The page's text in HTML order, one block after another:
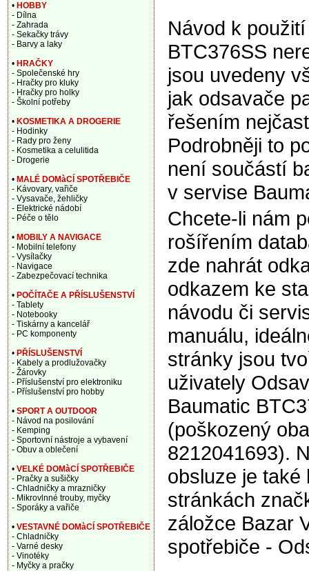
Návod k
BTC376SS
jsou uvedeny
jak odsavače
řešením
Podrobněji to
není součástí
v servise
Chcete-li nám
rošířením
zde nahrát
odkazem ke
návodu či
manuálu,
stránky jsou
uživately
Baumatic
(poškozený
8212041693).
obsluze je také
stránkách
záložce Bazar
spotřebiče -
• HOBBY
- Dílna
- Zahrada
- Sekačky trávy
- Barvy a laky
• HRAČKY
- Společenské hry
- Hračky pro kluky
- Hračky pro holky
- Školní potřeby
• KOSMETIKA A DROGERIE
- Hodinky
- Rady pro ženy
- Kosmetika a celulitida
- Drogerie
• MALÉ DOMàCÍ SPOTŘEBIČE
- Kávovary, vařiče
- Vysavače, žehličky
- Elektrické nádobí
- Péče o tělo
• MOBILY A NAVIGACE
- Mobilní telefony
- Vysílačky
- Navigace
- Zabezpečovací technika
• POČÍTAČE A PŘÍSLUŠENSTVÍ
- Tablety
- Notebooky
- Tiskárny a kancelář
- PC komponenty
• PŘÍSLUŠENSTVÍ
- Kabely a prodlužovačky
- Žárovky
- Příslušenství pro elektroniku
- Příslušenství pro hobby
• SPORT A OUTDOOR
- Návod na posilování
- Kemping
- Sportovní nástroje a vybavení
- Obuv a oblečení
• VELKÉ DOMàCÍ SPOTŘEBIČE
- Pračky a sušičky
- Chladničky a mrazničky
- Mikrovlnné trouby, myčky
- Sporáky a vařiče
• VESTAVNÉ DOMàCÍ SPOTŘEBIČE
- Chladničky
- Varné desky
- Vinotéky
- Myčky a pračky